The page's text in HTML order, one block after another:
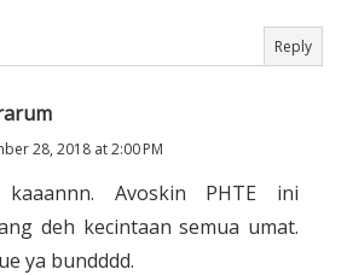
Reply
28, 2018 at 2:00 PM
Avoskin PHTE ini
deh kecintaan semua umat.
ya bundddd.